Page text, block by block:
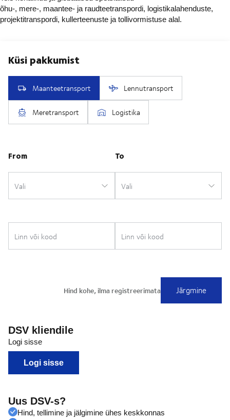
õhu-, mere-, maantee- ja raudteetranspordi, logistikalahenduste,
projektitranspordi, kullerteenuste ja tollivormistuse alal.
DSV kliendile
Logi sisse
Logi sisse
Uus DSV-s?
Hind, tellimine ja jälgimine ühes keskkonnas